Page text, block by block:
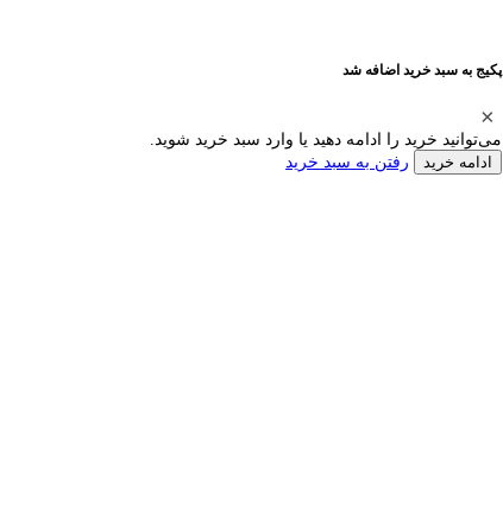
پکیج به سبد خرید اضافه شد
می‌توانید خرید را ادامه دهید یا وارد سبد خرید شوید.
ادامه خرید رفتن به سبد خرید